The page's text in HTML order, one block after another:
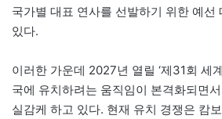
국가별 대표 연사를 선발하기 위한 예선
있다.
이러한 가운데 2027년 열릴 ‘제31회 세
국에 유치하려는 움직임이 본격화되면
실감케 하고 있다. 현재 유치 경쟁은 캄